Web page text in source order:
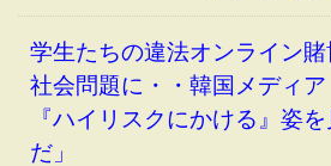
学生たちの違法オンライン
社会問題に・・韓国メディ
『ハイリスクにかける』姿
だ」